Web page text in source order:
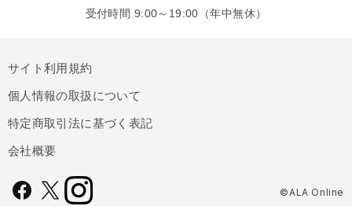
受付時間 9:00～19:00（年中無休）
サイト利用規約
個人情報の取扱について
特定商取引法に基づく表記
会社概要
©ALA Online